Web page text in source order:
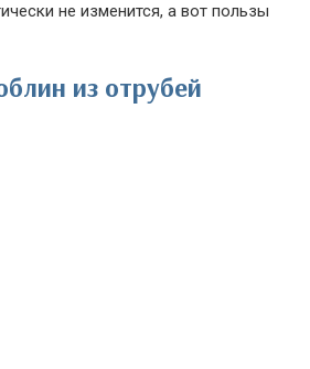
не изменится, а вот пользы
из отрубей